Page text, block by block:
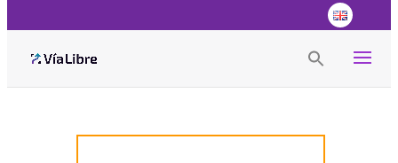
Search Button